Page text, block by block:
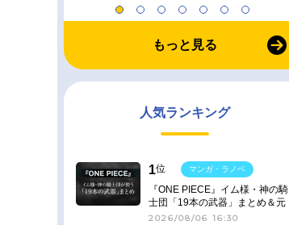
もっと見る
人気ランキング
1位
『ONE PIECE』イム様・神の騎
士団「19本の武器」まとめ＆元
ネタ
2026/08/06 16:30
マンガ・ラノベ